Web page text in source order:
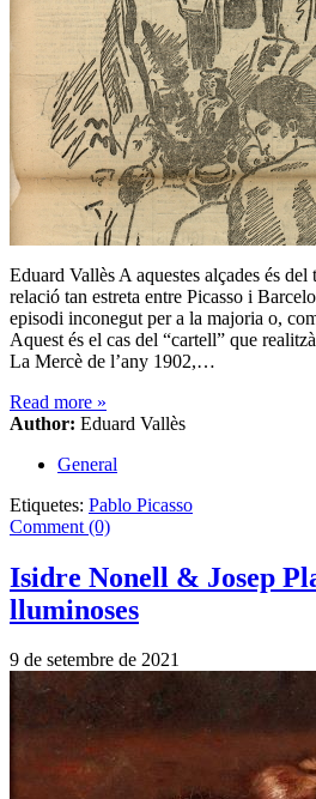
Eduard Vallès A aquestes alçades és
relació tan estreta entre Picasso i
episodi inconegut per a la majoria o,
Aquest és el cas del “cartell” que
La Mercè de l’any 1902,…
Read more »
Author: Eduard Vallès
General
Etiquetes: Pablo Picasso
Comment (0)
Isidre Nonell & Josep
lluminoses
9 de setembre de 2021